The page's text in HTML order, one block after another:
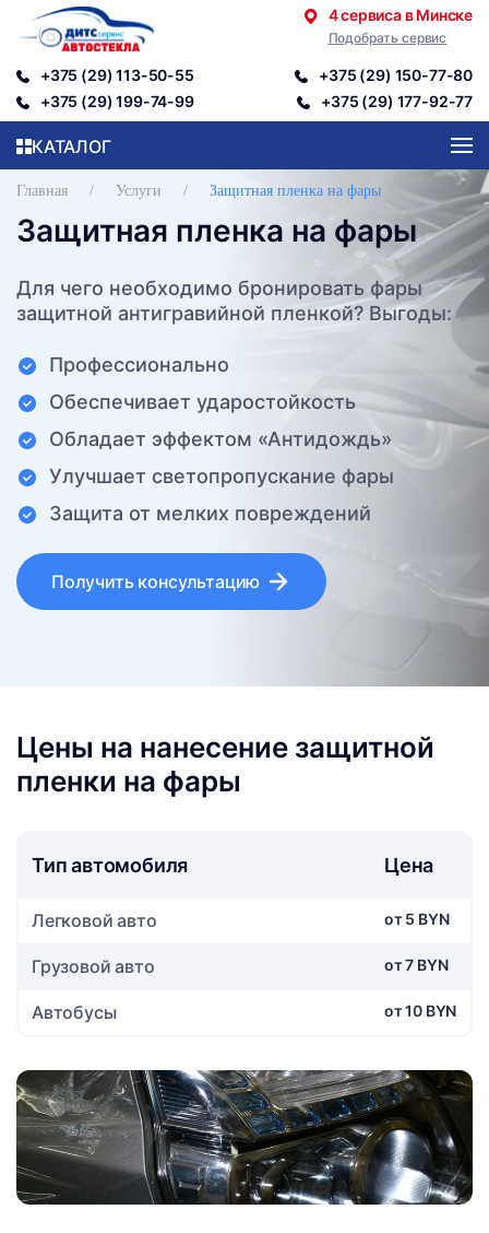
4 сервиса в Минске
Подобрать сервис
+375 (29) 113-50-55
+375 (29) 199-74-99
+375 (29) 150-77-80
+375 (29) 177-92-77
КАТАЛОГ
Защитная пленка на фары
Для чего необходимо бронировать фары
защитной антигравийной пленкой? Выгоды:
Профессионально
Обеспечивает ударостойкость
Обладает эффектом «Антидождь»
Улучшает светопропускание фары
Защита от мелких повреждений
Получить консультацию
Главная Услуги Защитная пленка на фары
Цены на нанесение защитной
пленки на фары
Тип автомобиля Цена
Легковой авто от 5 BYN
Грузовой авто от 7 BYN
Автобусы от 10 BYN